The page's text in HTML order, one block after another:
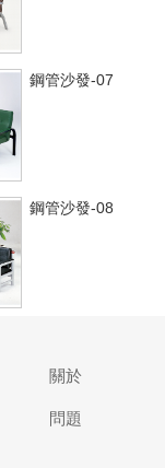
鋼管沙發-07
鋼管沙發-08
關於
問題